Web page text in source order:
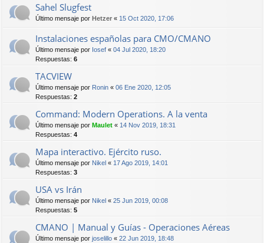
Sahel Slugfest
Último mensaje por Hetzer « 15 Oct 2020, 17:06
Instalaciones españolas para CMO/CMANO
Último mensaje por Iosef « 04 Jul 2020, 18:20
Respuestas: 6
TACVIEW
Último mensaje por Ronin « 06 Ene 2020, 12:05
Respuestas: 2
Command: Modern Operations. A la venta
Último mensaje por Maulet « 14 Nov 2019, 18:31
Respuestas: 4
Mapa interactivo. Ejército ruso.
Último mensaje por Nikel « 17 Ago 2019, 14:01
Respuestas: 3
USA vs Irán
Último mensaje por Nikel « 25 Jun 2019, 00:08
Respuestas: 5
CMANO | Manual y Guías - Operaciones Aéreas
Último mensaje por joselillo « 22 Jun 2019, 18:48